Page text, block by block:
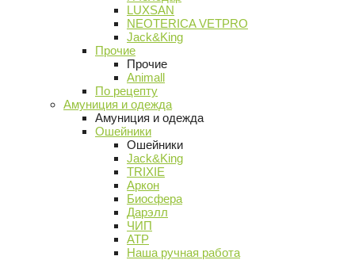
LUXSAN
NEOTERICA VETPRO
Jack&King
Прочие
Прочие
Animall
По рецепту
Амуниция и одежда
Амуниция и одежда
Ошейники
Ошейники
Jack&King
TRIXIE
Аркон
Биосфера
Дарэлл
ЧИП
АТР
Наша ручная работа